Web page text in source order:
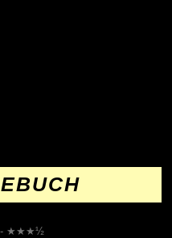
- ★★★½